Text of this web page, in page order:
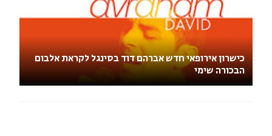
כישרון אירופאי חדש אברהם דוד בסינגל לקראת אלבום
הבכורה שימי